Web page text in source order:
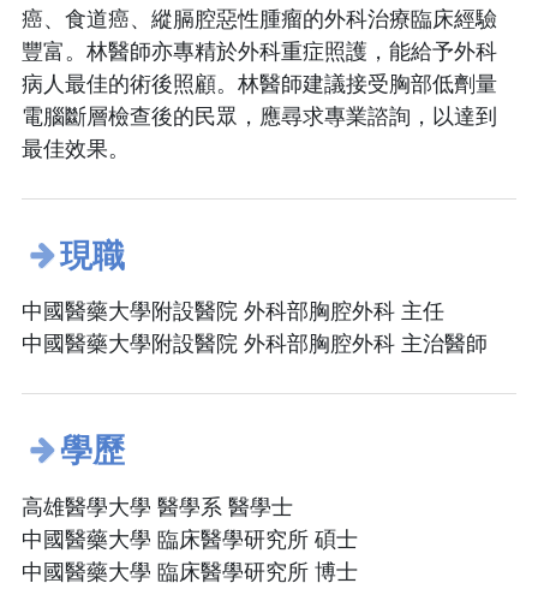
癌、食道癌、縱膈腔惡性腫瘤的外科治療臨床經驗
豐富。林醫師亦專精於外科重症照護，能給予外科
病人最佳的術後照顧。林醫師建議接受胸部低劑量
電腦斷層檢查後的民眾，應尋求專業諮詢，以達到
最佳效果。
現職
中國醫藥大學附設醫院 外科部胸腔外科 主任
中國醫藥大學附設醫院 外科部胸腔外科 主治醫師
學歷
高雄醫學大學 醫學系 醫學士
中國醫藥大學 臨床醫學研究所 碩士
中國醫藥大學 臨床醫學研究所 博士